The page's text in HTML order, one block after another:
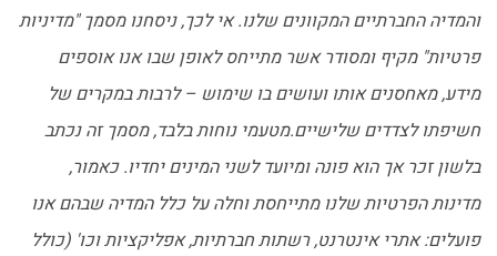
והמדיה החברתיים המקוונים שלנו. אי לכך, ניסחנו מסמך "מדיניות
פרטיות" מקיף ומסודר אשר מתייחס לאופן שבו אנו אוספים
מידע, מאחסנים אותו ועושים בו שימוש – לרבות במקרים של
חשיפתו לצדדים שלישיים.מטעמי נוחות בלבד, מסמך זה נכתב
בלשון זכר אך הוא פונה ומיועד לשני המינים יחדיו. כאמור,
מדינות הפרטיות שלנו מתייחסת וחלה על כלל המדיה שבהם אנו
פועלים: אתרי אינטרנט, רשתות חברתיות, אפליקציות וכו' (כולל